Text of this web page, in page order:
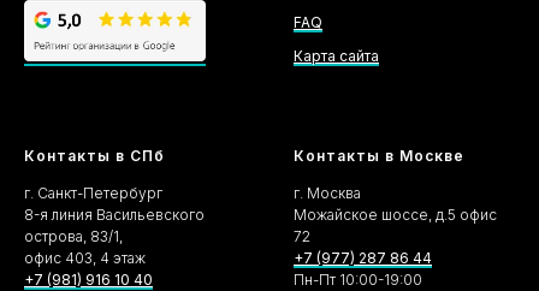
FAQ
Карта сайта
Контакты в СПб
г. Санкт-Петербург
8-я линия Васильевского
острова, 83/1,
офис 403, 4 этаж
+7 (981) 916 10 40
Контакты в Москве
г. Москва
Можайское шоссе, д.5 офис
72
+7 (977) 287 86 44
Пн-Пт 10:00-19:00